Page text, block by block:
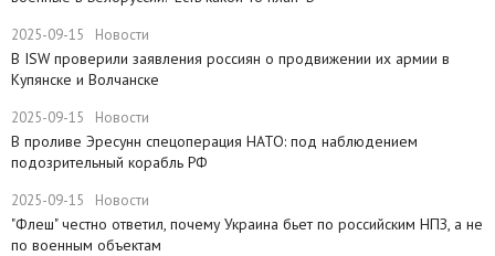
2025-09-15 Новости
В ISW проверили заявления россиян о продвижении их армии в
Купянске и Волчанске
2025-09-15 Новости
​В проливе Эресунн спецоперация НАТО: под наблюдением
подозрительный корабль РФ
2025-09-15 Новости
"Флеш" честно ответил, почему Украина бьет по российским НПЗ, а не
по военным объектам